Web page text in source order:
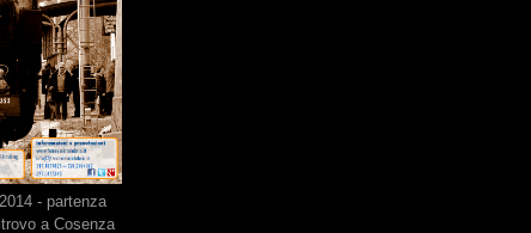
- partenza
a Cosenza